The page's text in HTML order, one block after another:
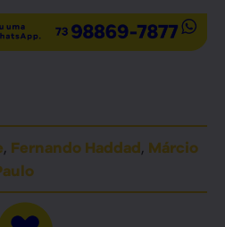
, Fernando Haddad, Márcio